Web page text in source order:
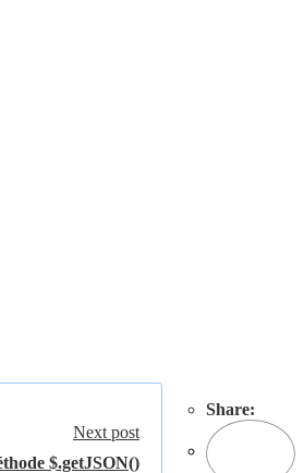
Share:
Next post
$.getJSON()